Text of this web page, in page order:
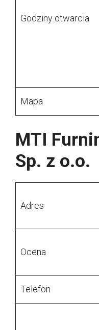
Godziny otwarcia
Mapa
MTI
Sp. z o.o.
Adres
Ocena
Telefon